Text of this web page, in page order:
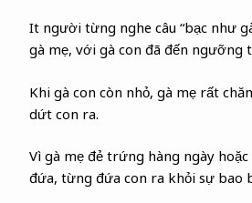
It người từng nghe câu “bạc như
gà mẹ, với gà con đã đến ngưỡng
Khi gà con còn nhỏ, gà mẹ rất
dứt con ra.
Vì gà mẹ đẻ trứng hàng ngày
đứa, từng đứa con ra khỏi sự bao